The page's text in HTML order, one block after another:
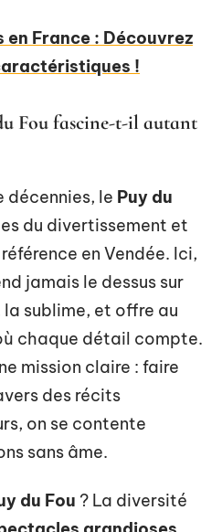
en France : Découvrez
!
Fou fascine-t-il autant
décennies, le Puy du
du divertissement et
en Vendée. Ici,
jamais le dessus sur
la sublime, et offre au
chaque détail compte.
mission claire : faire
des récits
on se contente
sans âme.
du Fou ? La diversité